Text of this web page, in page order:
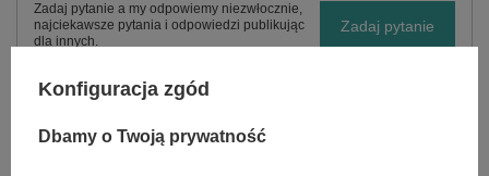
Zadaj pytanie a my odpowiemy niezwłocznie,
najciekawsze pytania i odpowiedzi publikując
dla innych.
Zadaj pytanie
SZCZEGÓŁOWE DANE
Konfiguracja zgód
Dbamy o Twoją prywatność